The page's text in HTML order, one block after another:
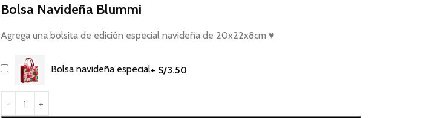
Bolsa Navideña Blummi
Agrega una bolsita de edición especial navideña de 20x22x8cm ♥
Bolsa navideña especial+ S/3.50